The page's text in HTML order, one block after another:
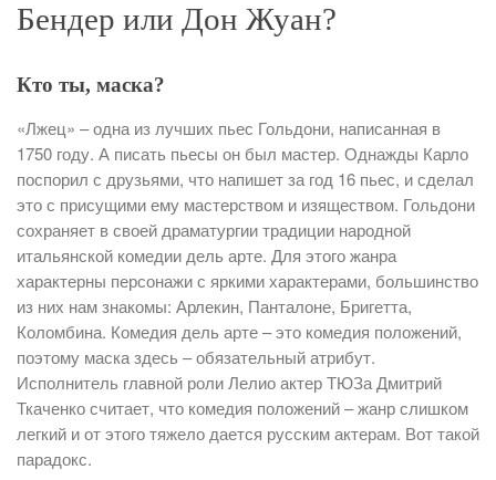
Бендер или Дон Жуан?
Кто ты, маска?
«Лжец» – одна из лучших пьес Гольдони, написанная в
1750 году. А писать пьесы он был мастер. Однажды Карло
поспорил с друзьями, что напишет за год 16 пьес, и сделал
это с присущими ему мастерством и изяществом. Гольдони
сохраняет в своей драматургии традиции народной
итальянской комедии дель арте. Для этого жанра
характерны персонажи с яркими характерами, большинство
из них нам знакомы: Арлекин, Панталоне, Бригетта,
Коломбина. Комедия дель арте – это комедия положений,
поэтому маска здесь – обязательный атрибут.
Исполнитель главной роли Лелио актер ТЮЗа Дмитрий
Ткаченко считает, что комедия положений – жанр слишком
легкий и от этого тяжело дается русским актерам. Вот такой
парадокс.